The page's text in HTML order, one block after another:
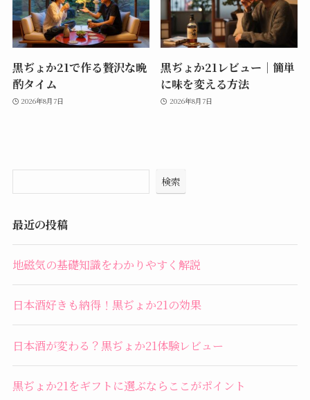
黒ぢょか21で作る贅沢な晩
酌タイム
2026年8月7日
黒ぢょか21レビュー｜簡単
に味を変える方法
2026年8月7日
検索
最近の投稿
地磁気の基礎知識をわかりやすく解説
日本酒好きも納得！黒ぢょか21の効果
日本酒が変わる？黒ぢょか21体験レビュー
黒ぢょか21をギフトに選ぶならここがポイント